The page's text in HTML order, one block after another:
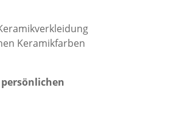
Keramikfarben